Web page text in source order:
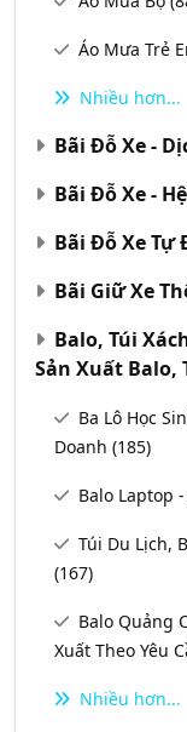
Áo Mưa Trẻ
Nhiều hơn...
Bãi Đỗ Xe -
Bãi Đỗ Xe -
Bãi Đỗ Xe Tự
Bãi Giữ Xe
Balo, Túi
Sản Xuất Balo,
Ba Lô Học
Doanh (185)
Balo Laptop
Túi Du Lịch,
(167)
Balo Quảng
Xuất Theo Yêu
Nhiều hơn...